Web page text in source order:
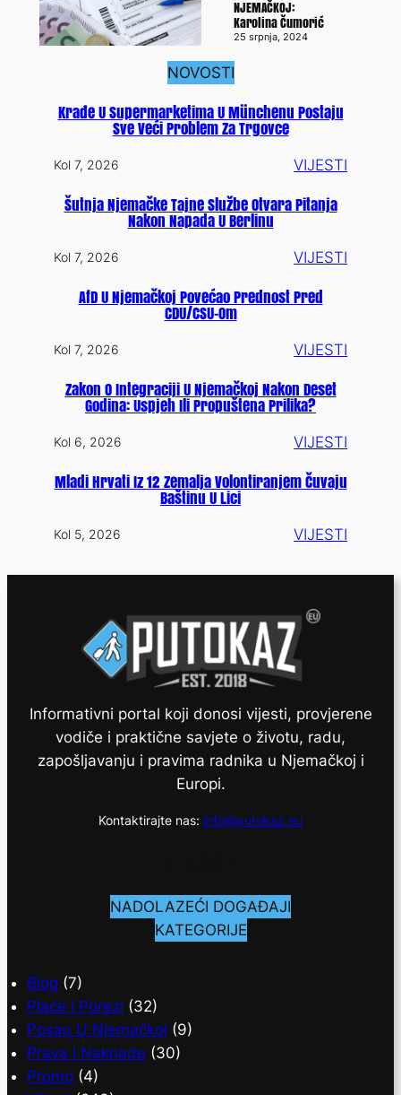
NJEMAČKOJ:
Karolina Čumorić
25 srpnja, 2024
NOVOSTI
Krađe U Supermarketima U Münchenu Postaju
Sve Veći Problem Za Trgovce
Kol 7, 2026 VIJESTI
Šutnja Njemačke Tajne Službe Otvara Pitanja
Nakon Napada U Berlinu
Kol 7, 2026 VIJESTI
AfD U Njemačkoj Povećao Prednost Pred
CDU/CSU-Om
Kol 7, 2026 VIJESTI
Zakon O Integraciji U Njemačkoj Nakon Deset
Godina: Uspjeh Ili Propuštena Prilika?
Kol 6, 2026 VIJESTI
Mladi Hrvati Iz 12 Zemalja Volontiranjem Čuvaju
Baštinu U Lici
Kol 5, 2026 VIJESTI
Informativni portal koji donosi vijesti, provjerene
vodiče i praktične savjete o životu, radu,
zapošljavanju i pravima radnika u Njemačkoj i
Europi.
Kontaktirajte nas: info@putokaz.eu
NADOLAZEĆI DOGAĐAJI
KATEGORIJE
Blog (7)
Plaće I Porezi (32)
Posao U Njemačkoj (9)
Prava I Naknade (30)
Promo (4)